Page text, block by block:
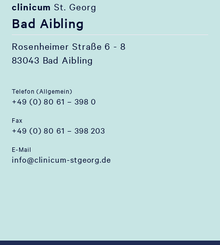
clinicum St. Georg
Bad Aibling
Rosenheimer Straße 6 - 8
83043 Bad Aibling
Telefon (Allgemein)
+49 (0) 80 61 – 398 0
Fax
+49 (0) 80 61 – 398 203
E-Mail
info@clinicum-stgeorg.de